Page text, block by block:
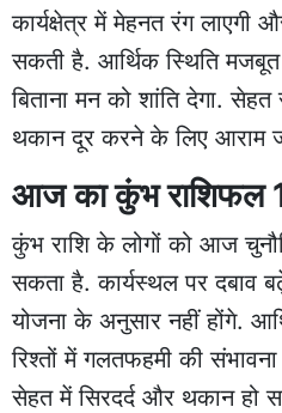
कार्यक्षेत्र में मेहनत रंग लाएगी
सकती है. आर्थिक स्थिति मजबूत
बिताना मन को शांति देगा.
थकान दूर करने के लिए आराम
आज का कुंभ राशिफल
कुंभ राशि के लोगों को आज
सकता है. कार्यस्थल पर
योजना के अनुसार नहीं होंगे.
रिश्तों में गलतफहमी की
सेहत में सिरदर्द और थकान हो